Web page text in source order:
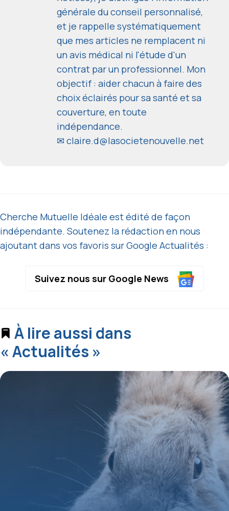
générale du conseil personnalisé,
et je rappelle systématiquement
que mes articles ne remplacent ni
un avis médical ni l'étude d'un
contrat par un professionnel. Mon
objectif : aider chacun à faire des
choix éclairés pour sa santé et sa
couverture, en toute
indépendance.
✉ claire.d@lasocietenouvelle.net
Cherche Mutuelle Idéale est édité de façon
indépendante. Soutenez la rédaction en nous
ajoutant dans vos favoris sur Google Actualités :
Suivez nous sur Google News
À lire aussi dans
« Actualités »